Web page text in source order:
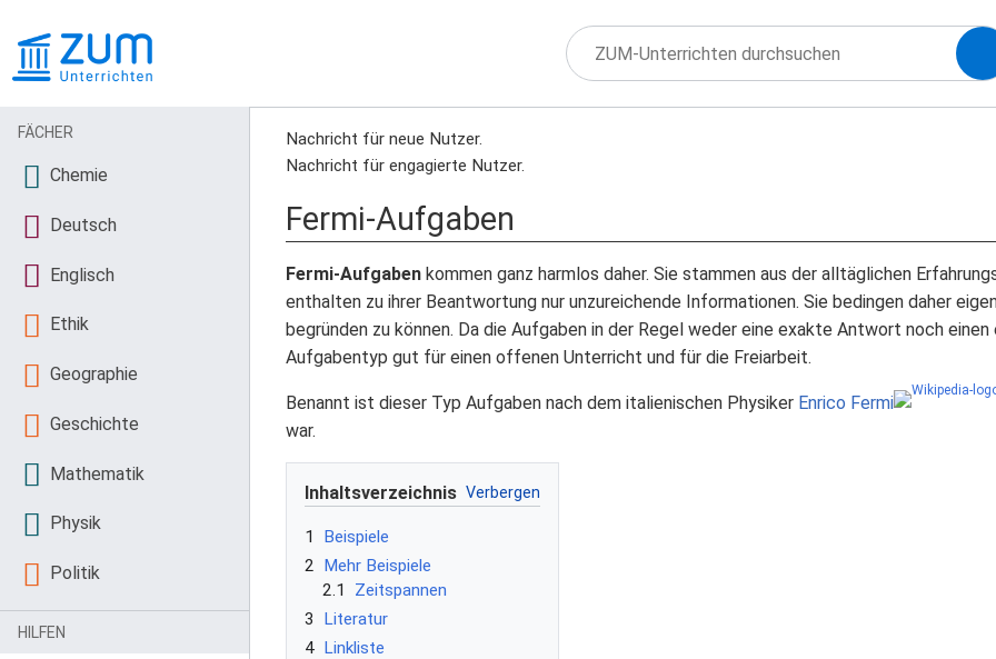
Nachricht für neue Nutzer.
Nachricht für engagierte Nutzer.
Fermi-Aufgaben
Fermi-Aufgaben kommen ganz harmlos daher. Sie stammen aus der alltäglichen
enthalten zu ihrer Beantwortung nur unzureichende Informationen. Sie bedingen daher
begründen zu können. Da die Aufgaben in der Regel weder eine exakte Antwort noch
Aufgabentyp gut für einen offenen Unterricht und für die Freiarbeit.
Benannt ist dieser Typ Aufgaben nach dem italienischen Physiker Enrico Fermi
war.
Inhaltsverzeichnis
1
Beispiele
2 Mehr Beispiele
2.1
Zeitspannen
3
Literatur
4 Linkliste
FÄCHER
Chemie
Deutsch
Englisch
Ethik
Geographie
Geschichte
Mathematik
Physik
Politik
HILFEN